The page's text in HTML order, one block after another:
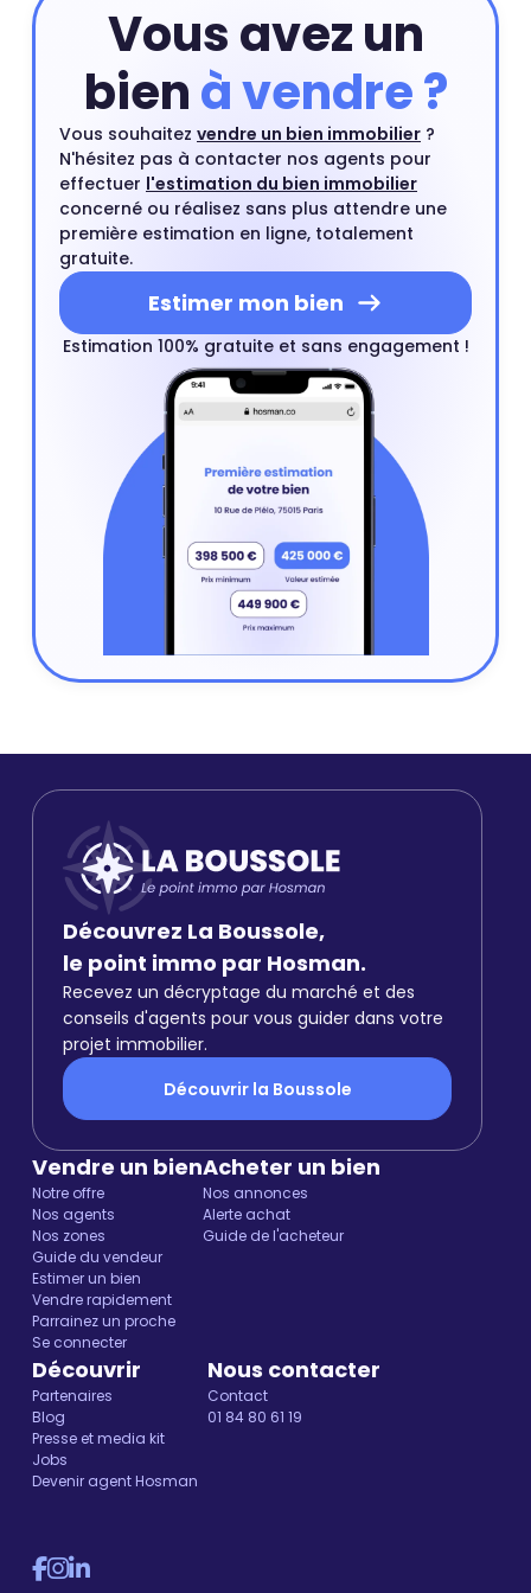
Vous avez un
bienà vendre ?
Vous souhaitez vendre un bien immobilier ?
N'hésitez pas à contacter nos agents pour
effectuer l'estimation du bien immobilier
concerné ou réalisez sans plus attendre une
première estimation en ligne, totalement
gratuite.
Estimer mon bien
Estimation 100% gratuite et sans engagement !
Découvrez La Boussole,
le point immo par Hosman.
Recevez un décryptage du marché et des
conseils d'agents pour vous guider dans votre
projet immobilier.
Découvrir la Boussole
Vendre un bien
Notre offre
Nos agents
Nos zones
Guide du vendeur
Estimer un bien
Vendre rapidement
Parrainez un proche
Se connecter
Acheter un bien
Nos annonces
Alerte achat
Guide de l'acheteur
Découvrir
Partenaires
Blog
Presse et media kit
Jobs
Devenir agent Hosman
Nous contacter
Contact
01 84 80 61 19